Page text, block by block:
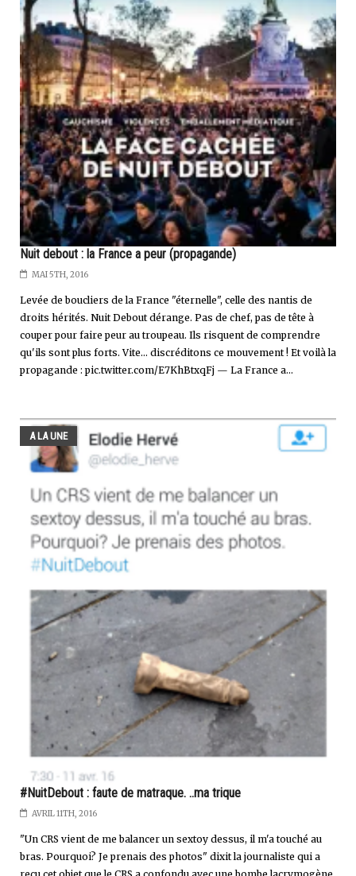
Nuit debout : la France a peur (propagande)
MAI 5TH, 2016
Levée de boucliers de la France "éternelle", celle des nantis de
droits hérités. Nuit Debout dérange. Pas de chef, pas de tête à
couper pour faire peur au troupeau. Ils risquent de comprendre
qu'ils sont plus forts. Vite... discréditons ce mouvement ! Et voilà la
propagande : pic.twitter.com/E7KhBtxqFj — La France a...
A LA UNE
#NuitDebout : faute de matraque. ..ma trique
AVRIL 11TH, 2016
"Un CRS vient de me balancer un sextoy dessus, il m'a touché au
bras. Pourquoi? Je prenais des photos" dixit la journaliste qui a